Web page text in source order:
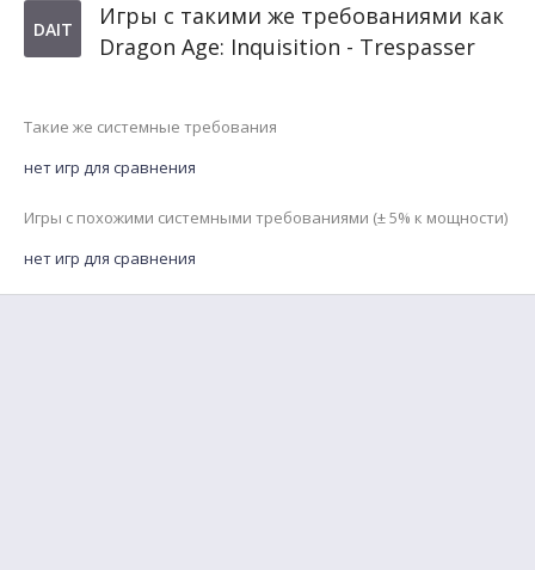
DAIT
Игры с такими же требованиями как
Dragon Age: Inquisition - Trespasser
Такие же системные требования
нет игр для сравнения
Игры с похожими системными требованиями (± 5% к мощности)
нет игр для сравнения